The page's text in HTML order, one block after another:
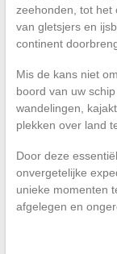
zeehonden, tot het
van gletsjers en
continent
Mis de kans niet
boord van uw
wandelingen,
plekken over land
Door deze
onvergetelijke
unieke momenten
afgelegen en